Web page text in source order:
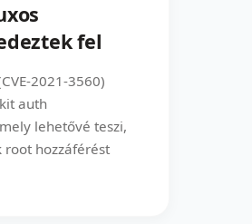
fel
2021-3560)
auth
lehetővé teszi,
hozzáférést